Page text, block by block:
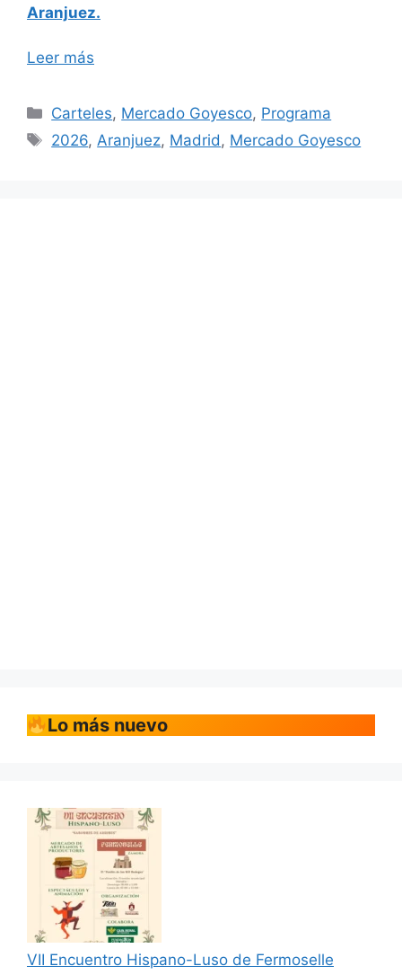
Aranjuez.
Leer más
Categorías
Carteles, Mercado Goyesco, Programa
Etiquetas
2026,Aranjuez, Madrid, Mercado Goyesco
Lo más nuevo
VII Encuentro Hispano-Luso de Fermoselle